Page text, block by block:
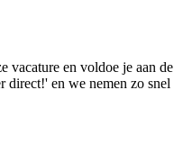
vacature en voldoe je aan de
direct!' en we nemen zo snel